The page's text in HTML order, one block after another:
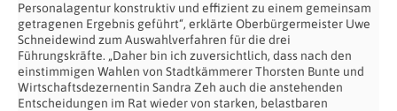
Personalagentur konstruktiv und effizient zu einem gemeinsam
getragenen Ergebnis geführt“, erklärte Oberbürgermeister Uwe
Schneidewind zum Auswahlverfahren für die drei
Führungskräfte. „Daher bin ich zuversichtlich, dass nach den
einstimmigen Wahlen von Stadtkämmerer Thorsten Bunte und
Wirtschaftsdezernentin Sandra Zeh auch die anstehenden
Entscheidungen im Rat wieder von starken, belastbaren